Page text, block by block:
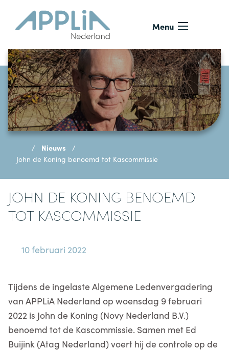
Ga naar de inhoud
Menu
Nieuws
John de Koning benoemd tot Kascommissie
JOHN DE KONING BENOEMD
TOT KASCOMMISSIE
10 februari 2022
Tijdens de ingelaste Algemene Ledenvergadering
van APPLiA Nederland op woensdag 9 februari
2022 is John de Koning (Novy Nederland B.V.)
benoemd tot de Kascommissie. Samen met Ed
Buijink (Atag Nederland) voert hij de controle op de